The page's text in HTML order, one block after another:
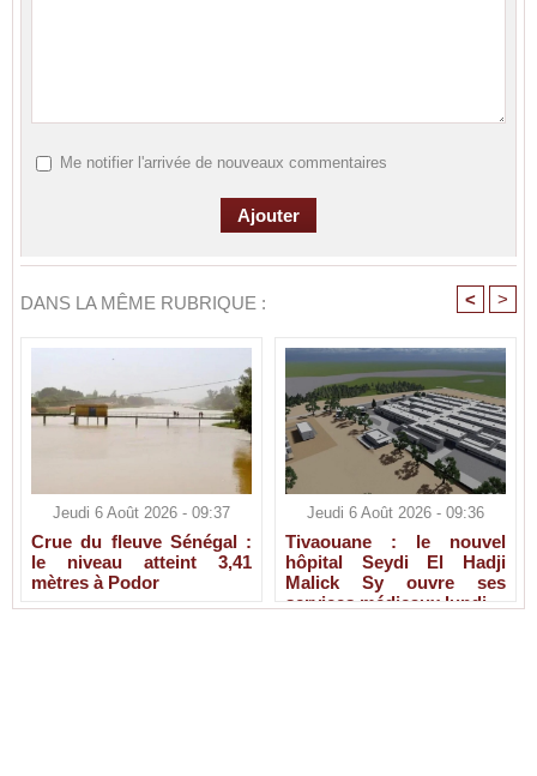
Me notifier l'arrivée de nouveaux commentaires
DANS LA MÊME RUBRIQUE : < >
Jeudi 6 Août 2026 - 09:37
Crue du fleuve Sénégal :
le niveau atteint 3,41
mètres à Podor
Jeudi 6 Août 2026 - 09:36
Tivaouane : le nouvel
hôpital Seydi El Hadji
Malick Sy ouvre ses
services médicaux lundi